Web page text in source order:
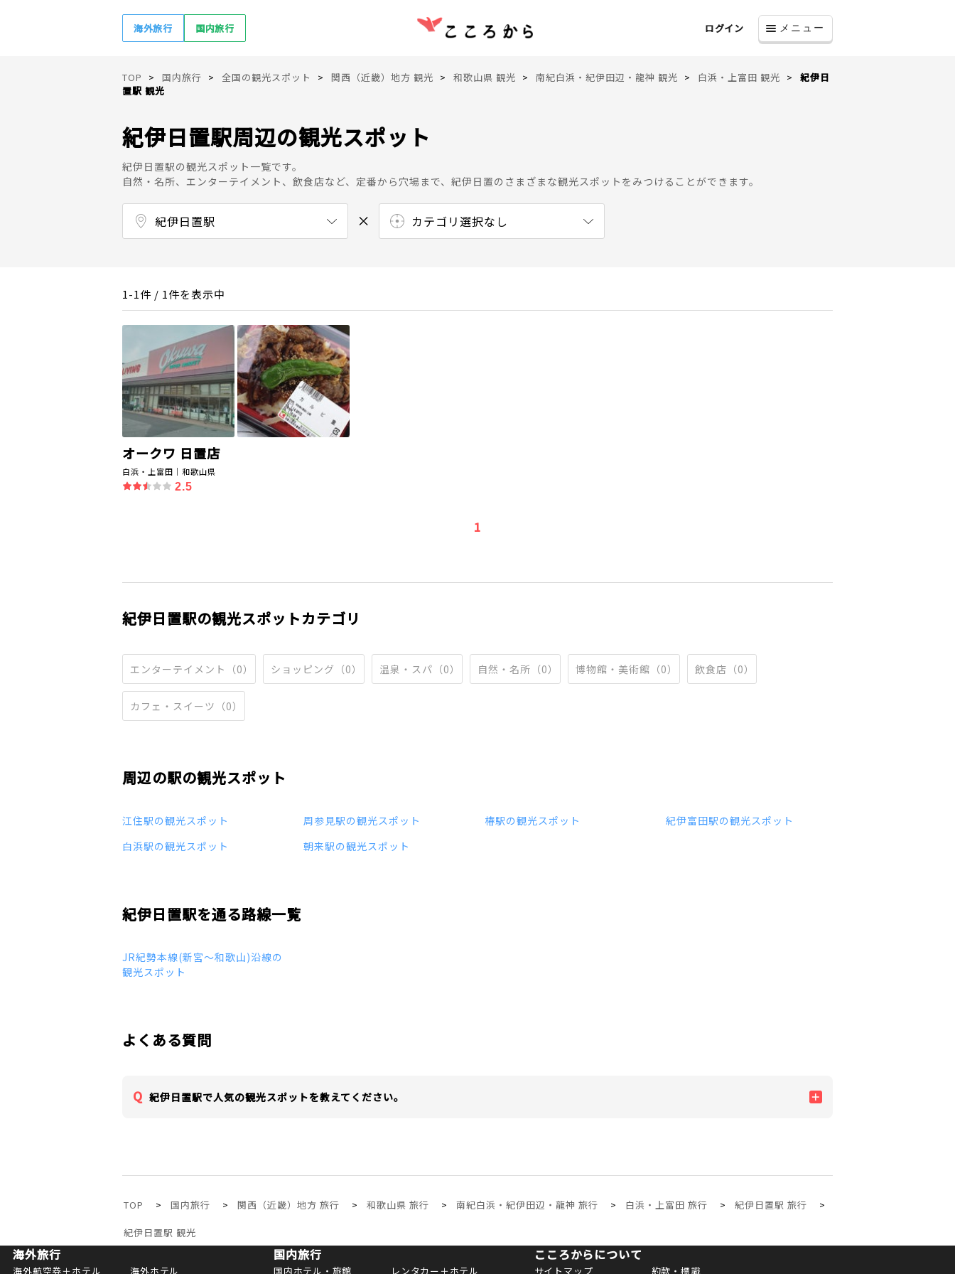
海外旅行 国内旅行 ログイン メニュー
TOP 国内旅行 全国の観光スポット 関西（近畿）地方 観光 和歌山県 観光 南紀白浜・紀伊田辺・龍神 観光 白浜・上富田 観光
紀伊日
置駅 観光
紀伊日置駅周辺の観光スポット
紀伊日置駅の観光スポット一覧です。
自然・名所、エンターテイメント、飲食店など、定番から穴場まで、紀伊日置のさまざまな観光スポットをみつけることができます。
紀伊日置駅
カテゴリ選択なし
1-1件 / 1件を表示中
オークワ 日置店
白浜・上富田｜和歌山県
2.5
1
紀伊日置駅の観光スポットカテゴリ
エンターテイメント（0） ショッピング（0） 温泉・スパ（0） 自然・名所（0） 博物館・美術館（0） 飲食店（0）
カフェ・スイーツ（0）
周辺の駅の観光スポット
江住駅の観光スポット 周参見駅の観光スポット 椿駅の観光スポット
紀伊富田駅の観光スポット
白浜駅の観光スポット
朝来駅の観光スポット
紀伊日置駅を通る路線一覧
JR紀勢本線(新宮～和歌山)沿線の
観光スポット
よくある質問
紀伊日置駅で人気の観光スポットを教えてください。
TOP 国内旅行 関西（近畿）地方 旅行 和歌山県 旅行 南紀白浜・紀伊田辺・龍神 旅行 白浜・上富田 旅行 紀伊日置駅 旅行
紀伊日置駅 観光
海外旅行
海外航空券＋ホテル 海外ホテル
国内旅行
国内ホテル・旅館 レンタカー＋ホテル
こころからについて
サイトマップ 約款・標識